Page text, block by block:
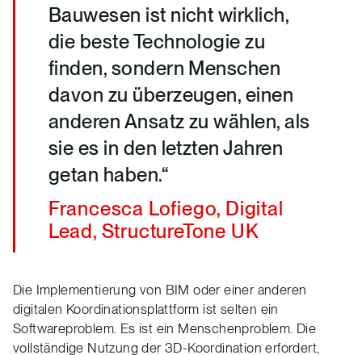
Bauwesen ist nicht wirklich,
die beste Technologie zu
finden, sondern Menschen
davon zu überzeugen, einen
anderen Ansatz zu wählen, als
sie es in den letzten Jahren
getan haben.“
Francesca Lofiego, Digital
Lead, StructureTone UK
Die Implementierung von BIM oder einer anderen
digitalen Koordinationsplattform ist selten ein
Softwareproblem. Es ist ein Menschenproblem. Die
vollständige Nutzung der 3D-Koordination erfordert,